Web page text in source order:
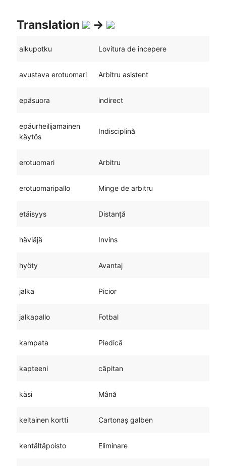
Translation ->
alkupotku Lovitura de incepere
avustava erotuomari Arbitru asistent
epäsuora indirect
epäurheilijamainen
käytös
Indisciplină
erotuomari Arbitru
erotuomaripallo Minge de arbitru
etäisyys Distanță
häviäjä Invins
hyöty Avantaj
jalka Picior
jalkapallo Fotbal
kampata Piedică
kapteeni căpitan
käsi Mână
keltainen kortti Cartonaș galben
kentältäpoisto Eliminare